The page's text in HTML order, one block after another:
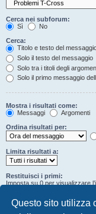
Questo sito utilizza
Cerca nei subforum:
Sì
No
Cerca:
Titolo e testo del
Solo il testo del messaggio
Solo tra i titoli degli
Solo il primo messaggio
Mostra i risultati come:
Messaggi
Argomenti
Ordina risultati per:
Limita risultati a:
Restituisci i primi:
Imposta su 0 per visualizzare